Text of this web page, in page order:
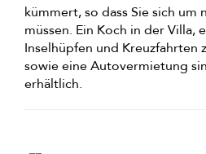
kümmert, so dass Sie sich um
müssen. Ein Koch in der Villa,
Inselhüpfen und Kreuzfahrten
sowie eine Autovermietung
erhältlich.